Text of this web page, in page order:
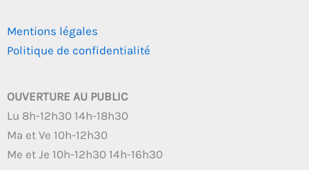
Mentions légales
Politique de confidentialité
OUVERTURE AU PUBLIC
Lu 8h-12h30 14h-18h30
Ma et Ve 10h-12h30
Me et Je 10h-12h30 14h-16h30